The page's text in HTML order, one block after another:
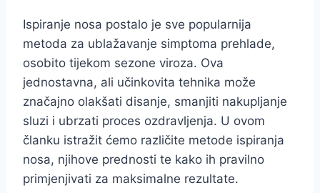
Ispiranje nosa postalo je sve popularnija
metoda za ublažavanje simptoma prehlade,
osobito tijekom sezone viroza. Ova
jednostavna, ali učinkovita tehnika može
značajno olakšati disanje, smanjiti nakupljanje
sluzi i ubrzati proces ozdravljenja. U ovom
članku istražit ćemo različite metode ispiranja
nosa, njihove prednosti te kako ih pravilno
primjenjivati za maksimalne rezultate.